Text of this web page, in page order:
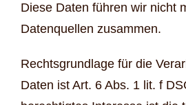
Diese Daten führen wir nicht
Datenquellen zusammen.
Rechtsgrundlage für die
Daten ist Art. 6 Abs. 1 lit. f